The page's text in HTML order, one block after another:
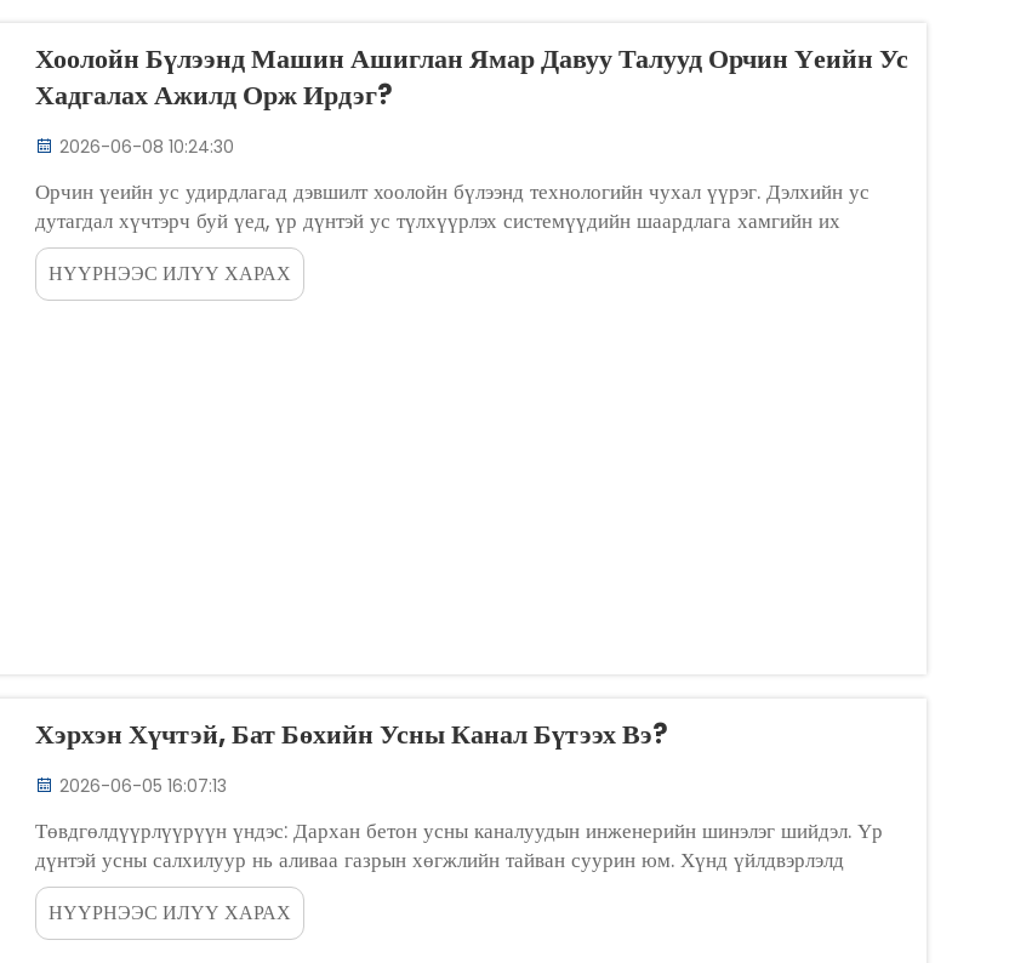
Хоолойн Бүлээнд Машин Ашиглан Ямар Давуу Талууд Орчин Үеийн Ус
Хадгалах Ажилд Орж Ирдэг?
2026-06-08 10:24:30
Орчин үеийн ус удирдлагад дэвшилт хоолойн бүлээнд технологийн чухал үүрэг. Дэлхийн ус
дутагдал хүчтэрч буй үед, үр дүнтэй ус түлхүүрлэх системүүдийн шаардлага хамгийн их
түвшинд бүрдсэн. Түүхий газрын хоолойнууд, түүхийн өнцөг...
НҮҮРНЭЭС ИЛҮҮ ХАРАХ
Хэрхэн Хүчтэй, Бат Бөхийн Усны Канал Бүтээх Вэ?
2026-06-05 16:07:13
Төвдгөлдүүрлүүрүүн үндэс: Дархан бетон усны каналуудын инженерийн шинэлэг шийдэл. Үр
дүнтэй усны салхилуур нь аливаа газрын хөгжлийн тайван суурин юм. Хүнд үйлдвэрлэлд
зориулж бүтээдэг индустриал парк, хотын орчин, орон сууцны бүс гэх мэт бүх төрлийн
объектуудад бетон усны канал...
НҮҮРНЭЭС ИЛҮҮ ХАРАХ